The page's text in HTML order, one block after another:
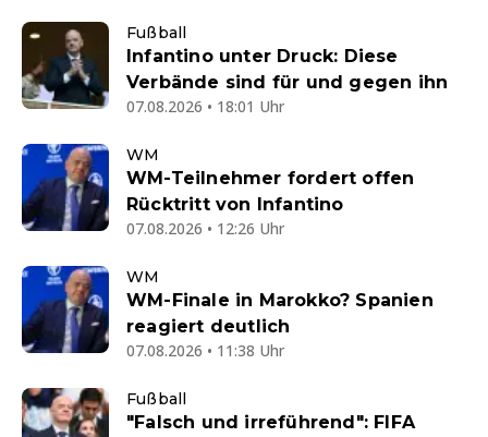
Fußball
Infantino unter Druck: Diese
Verbände sind für und gegen ihn
07.08.2026 • 18:01 Uhr
WM
WM-Teilnehmer fordert offen
Rücktritt von Infantino
07.08.2026 • 12:26 Uhr
WM
WM-Finale in Marokko? Spanien
reagiert deutlich
07.08.2026 • 11:38 Uhr
Fußball
"Falsch und irreführend": FIFA